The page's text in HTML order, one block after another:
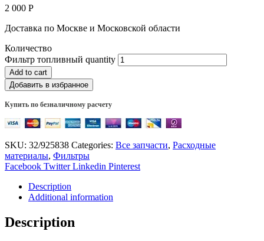
2 000 Р
Доставка по Москве и Московской области
Количество
Фильтр топливный quantity
Add to cart
Добавить в избранное
Купить по безналичному расчету
SKU: 32/925838 Categories: Все запчасти, Расходные
материалы, Фильтры
Facebook Twitter Linkedin Pinterest
Description
Additional information
Description